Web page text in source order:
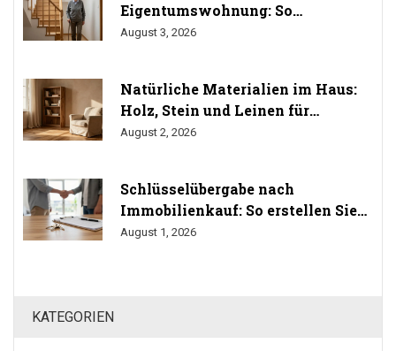
Eigentumswohnung: So
durchsetzen Sie Ihr Umbaurecht
August 3, 2026
Natürliche Materialien im Haus:
Holz, Stein und Leinen für
gesundes Wohnen
August 2, 2026
Schlüsselübergabe nach
Immobilienkauf: So erstellen Sie
das Übergabeprotokoll richtig
August 1, 2026
KATEGORIEN